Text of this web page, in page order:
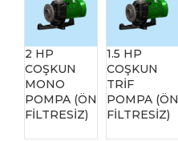
2 HP
COŞKUN
MONO
POMPA (ÖN
FİLTRESİZ)
1.5 HP
COŞKUN
TRİF
POMPA (ÖN
FİLTRESİZ)